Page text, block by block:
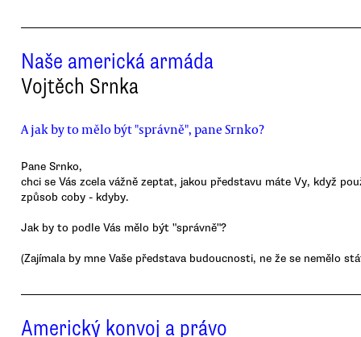
Naše americká armáda
Vojtěch Srnka
A jak by to mělo být "správně", pane Srnko?
Pane Srnko,
chci se Vás zcela vážně zeptat, jakou představu máte Vy, když
způsob coby - kdyby.
Jak by to podle Vás mělo být "správně"?
(Zajímala by mne Vaše představa budoucnosti, ne že se nemělo
Americký konvoj a právo